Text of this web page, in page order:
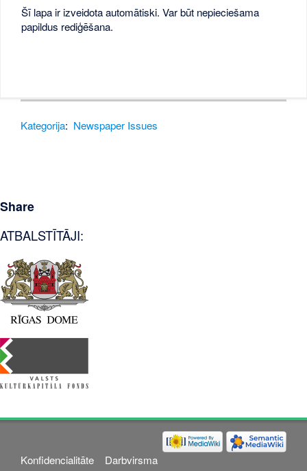
Šī lapa ir izveidota automātiski. Var būt nepieciešama
papildus rediģēšana.
Kategorija: Newspaper Issues
Share
ATBALSTĪTĀJI:
Konfidencialitāte Darbvirsma